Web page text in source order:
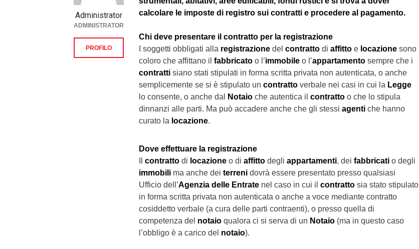
calcolare le imposte di registro sui contratti e procedere al pagamento.
Chi deve presentare il contratto per la registrazione
I soggetti obbligati alla registrazione del contratto di affitto e locazione sono
coloro che affittano il fabbricato o l’immobile o l’appartamento sempre che i
contratti siano stati stipulati in forma scritta privata non autenticata, o anche
semplicemente se si è stipulato un contratto verbale nei casi in cui la Legge
lo consente, o anche dal
Notaio che autentica il contratto o che lo stipula
dinnanzi alle parti. Ma può accadere anche che gli stessi agenti che hanno
curato la locazione.
Dove effettuare la registrazione
contratto di locazione o di affitto degli appartamenti, dei fabbricati o degli
immobili ma anche dei terreni dovrà essere presentato presso qualsiasi
Ufficio dell’Agenzia delle Entrate nel caso in cui il contratto sia stato stipulato
in forma scritta privata non autenticata o anche a voce mediante contratto
cosiddetto verbale (a cura delle parti contraenti), o presso quella di
competenza del notaio qualora ci si serva di un Notaio (ma in questo caso
l’obbligo è a carico del notaio).
Administrator
ADMINISTRATOR
PROFILO